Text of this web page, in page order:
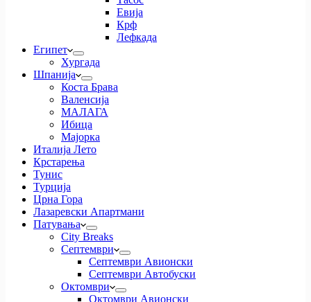
Евија
Крф
Лефкада
Египет
Хургада
Шпанија
Коста Брава
Валенсија
МАЛАГА
Ибица
Мајорка
Италија Лето
Крстарења
Тунис
Турција
Црна Гора
Лазаревски Апартмани
Патувања
City Breaks
Септември
Септември Авионски
Септември Автобуски
Октомври
Октомври Авионски